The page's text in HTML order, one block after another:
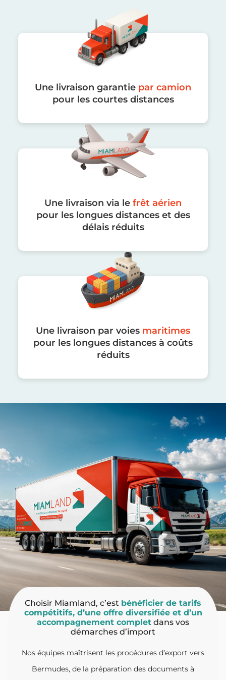
Une livraison garantie par camion
pour les courtes distances
Une livraison via le frêt aérien
pour les longues distances et des
délais réduits
Une livraison par voies maritimes
pour les longues distances à coûts
réduits
Choisir Miamland, c’est bénéficier de tarifs
compétitifs, d’une offre diversifiée et d’un
accompagnement complet dans vos
démarches d’import
Nos équipes maîtrisent les procédures d’export vers
Bermudes, de la préparation des documents à